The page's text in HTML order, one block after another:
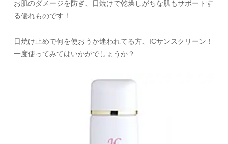
お肌のダメージを防ぎ、日焼けで乾燥しがちな肌もサポートす
る優れものです！
日焼け止めで何を使おうか迷われてる方、ICサンスクリーン！
一度使ってみてはいかがでしょうか？